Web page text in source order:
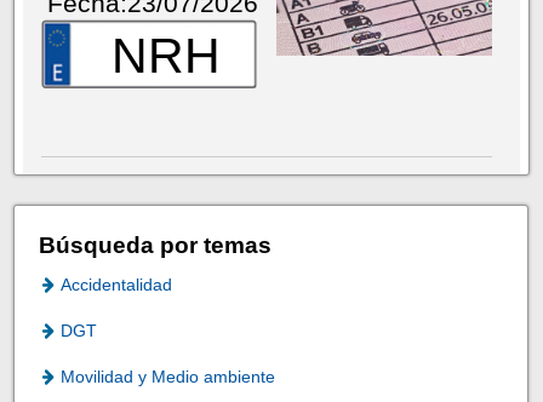
NRH
Búsqueda por temas
Accidentalidad
DGT
Movilidad y Medio ambiente